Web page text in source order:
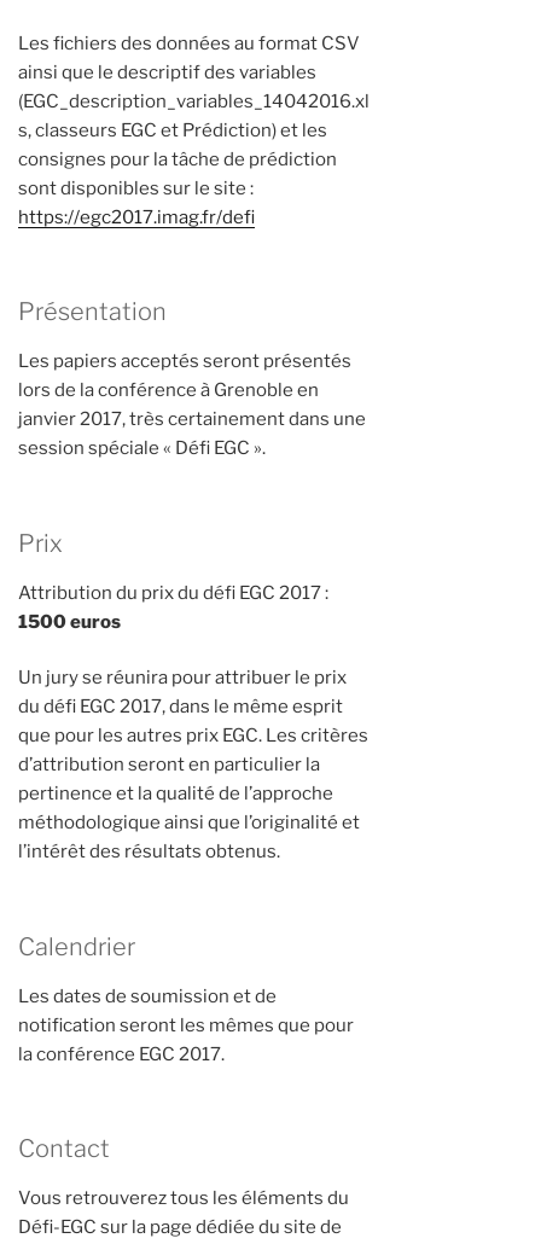
Les fichiers des données au format CSV
ainsi que le descriptif des variables
(EGC_description_variables_14042016.xl
s, classeurs EGC et Prédiction) et les
consignes pour la tâche de prédiction
sont disponibles sur le site :
https://egc2017.imag.fr/defi
Présentation
Les papiers acceptés seront présentés
lors de la conférence à Grenoble en
janvier 2017, très certainement dans une
session spéciale « Défi EGC ».
Prix
Attribution du prix du défi EGC 2017 :
1500 euros
Un jury se réunira pour attribuer le prix
du défi EGC 2017, dans le même esprit
que pour les autres prix EGC. Les critères
d’attribution seront en particulier la
pertinence et la qualité de l’approche
méthodologique ainsi que l’originalité et
l’intérêt des résultats obtenus.
Calendrier
Les dates de soumission et de
notification seront les mêmes que pour
la conférence EGC 2017.
Contact
Vous retrouverez tous les éléments du
Défi-EGC sur la page dédiée du site de